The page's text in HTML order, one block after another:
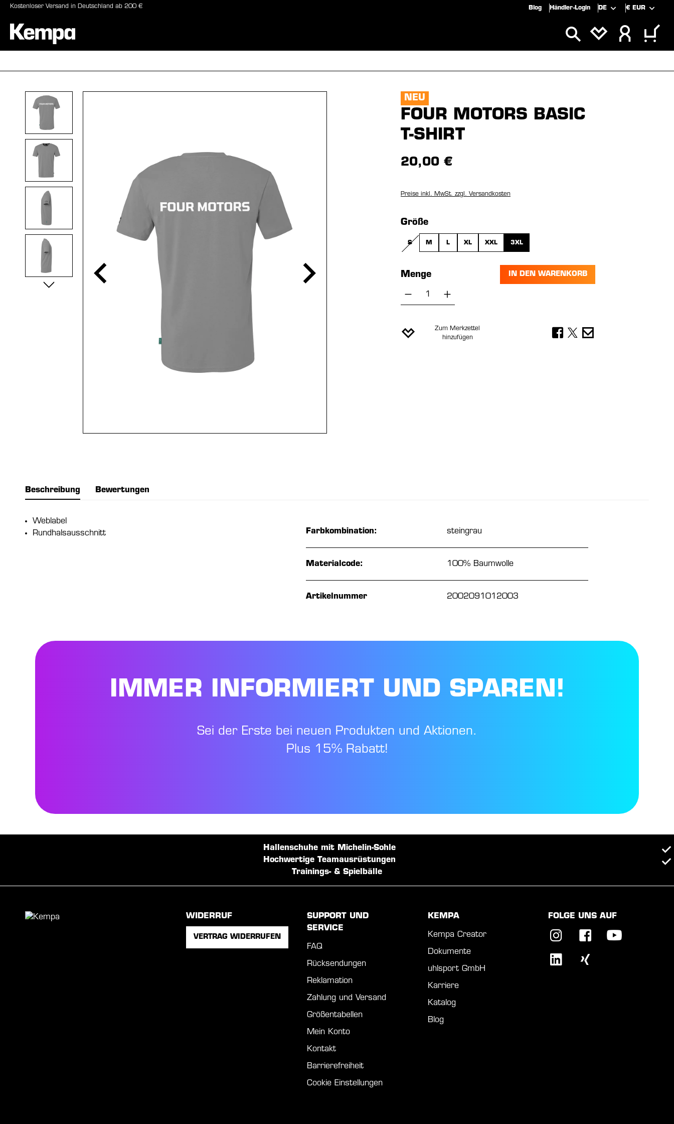
Kostenloser Versand in Deutschland ab 200 € Blog Händler-Login DE € EUR
Bildergalerie überspringen NEU
FOUR MOTORS BASIC
T-SHIRT
20,00 €
Preise inkl. MwSt. zzgl. Versandkosten
Größeauswählen
S M L XL XXL 3XL
Menge
Produkt Anzahl: Gib den gewünschten Wert
IN DEN WARENKORB
Zum Merkzettel
hinzufügen
Beschreibung Bewertungen
Weblabel
Rundhalsausschnitt
Farbkombination: steingrau
Materialcode: 100% Baumwolle
Artikelnummer 2002091012003
IMMER INFORMIERT UND SPAREN!
Sei der Erste bei neuen Produkten und Aktionen.
Plus 15% Rabatt!
Hallenschuhe mit Michelin-Sohle
Hochwertige Teamausrüstungen
Trainings- & Spielbälle
WIDERRUF
VERTRAG WIDERRUFEN
SUPPORT UND
SERVICE
FAQ
Rücksendungen
Reklamation
Zahlung und Versand
Größentabellen
Mein Konto
Kontakt
Barrierefreiheit
Cookie Einstellungen
KEMPA
Kempa Creator
Dokumente
uhlsport GmbH
Karriere
Katalog
Blog
FOLGE UNS AUF